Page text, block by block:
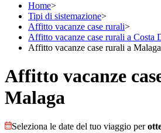
Home>
Tipi di sistemazione>
Affitto vacanze case rurali>
Affitto vacanze case rurali a Costa
Affitto vacanze case rurali a Malaga
Affitto vacanze
Malaga
Seleziona le date del tuo viaggio per